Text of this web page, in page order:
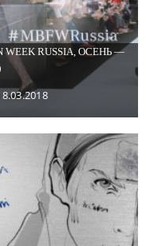
WEEK RUSSIA, ОСЕНЬ —